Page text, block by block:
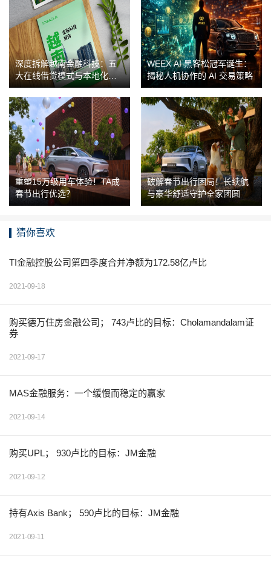
深度拆解越南金融科技：五
大在线借贷模式与本地化运
营的“避坑”指南
WEEX AI 黑客松冠军诞生：
揭秘人机协作的 AI 交易策略
重塑15万级用车体验！TA成
春节出行优选？
破解春节出行困局！长续航
与豪华舒适守护全家团圆
猜你喜欢
TI金融控股公司第四季度合并净额为172.58亿卢比
2021-09-18
购买德万住房金融公司； 743卢比的目标：Cholamandalam证
券
2021-09-17
MAS金融服务：一个缓慢而稳定的赢家
2021-09-14
购买UPL； 930卢比的目标：JM金融
2021-09-12
持有Axis Bank； 590卢比的目标：JM金融
2021-09-11